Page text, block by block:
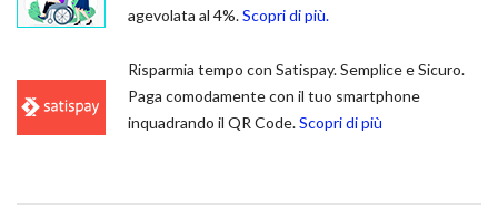
agevolata al 4%.Scopri di più.
Risparmia tempo con Satispay. Semplice e Sicuro.
Paga comodamente con il tuo smartphone
inquadrando il QR Code.Scopri di più